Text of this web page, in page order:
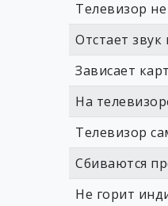
Телевизор
Отстает
Зависает
На
Телевизор
Сбиваются
Не горит